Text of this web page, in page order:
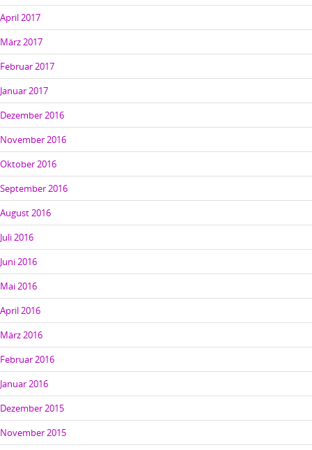
April 2017
März 2017
Februar 2017
Januar 2017
Dezember 2016
November 2016
Oktober 2016
September 2016
August 2016
Juli 2016
Juni 2016
Mai 2016
April 2016
März 2016
Februar 2016
Januar 2016
Dezember 2015
November 2015